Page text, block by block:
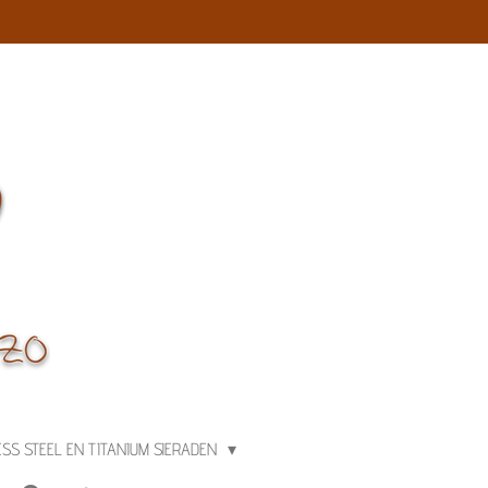
STEEL EN TITANIUM SIERADEN